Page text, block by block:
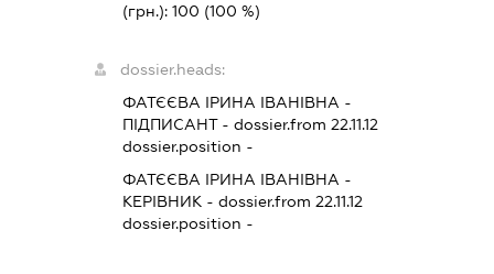
(грн.): 100 (100 %)
dossier.heads:
ФАТЄЄВА ІРИНА ІВАНІВНА -
ПІДПИСАНТ- dossier.from 22.11.12
dossier.position -
ФАТЄЄВА ІРИНА ІВАНІВНА -
КЕРІВНИК- dossier.from 22.11.12
dossier.position -